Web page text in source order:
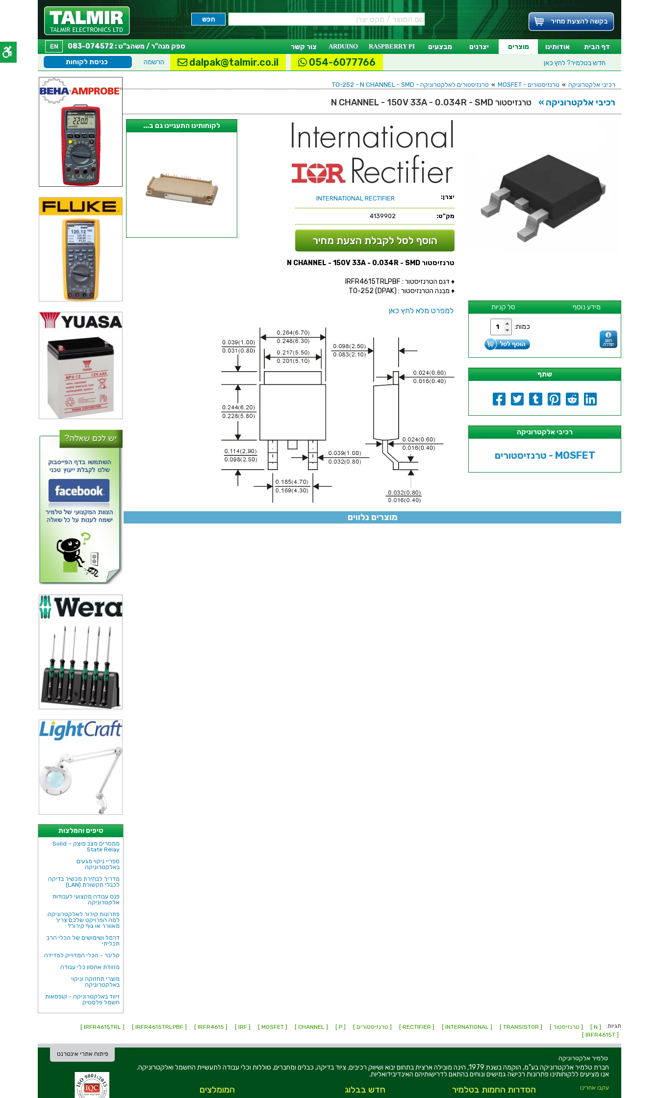
בקשה להצעת מחיר
דף הבית אודותינו מוצרים יצרנים מבצעים RASPBERRY PI
ARDUINO צור קשר EN
ספק מנה"ר / משהב"ט : 083-074572
חדש בטלמיר? לחץ כאן כניסת לקוחות הרשמה dalpak@talmir.co.il 054-6077766
טיפים והמלצות
ממסרים מצב מוצק – Solid
State Relay
ספריי ניקוי מגעים
באלקטרוניקה
מדריך לבחירת מכשיר בדיקה
לכבלי תקשורת (LAN)
פנס עבודה מקצועי לעבודות
אלקטרוניקה
פתרונות קירור לאלקטרוניקה:
למה הפרויקט שלכם צריך
מאוורר או גוף קירור?
דרמל ושימושים של הכלי הרב
תכליתי
קליבר - הכלי המדוייק למדידה
מזוודת אחסון כלי עבודה
מוצרי תחזוקה וניקוי
באלקטרוניקה
זיווד באלקטרוניקה - קופסאות
חשמל פלסטיק
רכיבי אלקטרוניקה » טרנזיסטורים - MOSFET » טרנזיסטורים לאלקטרוניקה - TO-252 - N CHANNEL - SMD
רכיבי אלקטרוניקה » טרנזיסטור N CHANNEL - 150V 33A - 0.034R - SMD
סל קניות מידע נוסף
כמות:
שתף
רכיבי אלקטרוניקה
טרנזיסטורים - MOSFET
יצרן: INTERNATIONAL RECTIFIER
מק"ט: 4139902
הוסף לסל לקבלת הצעת מחיר
לקוחותינו התעניינו גם ב...
טרנזיסטור N CHANNEL - 150V 33A - 0.034R - SMD
♦ דגם הטרנזיסטור : IRFR4615TRLPBF
♦ מבנה הטרנזיסטור : (TO-252 (DPAK
למפרט מלא לחץ כאן
מוצרים נלווים
תגיות: [ N ] [ טרנזיסטור ] [ TRANSISTOR ]
[ INTERNATIONAL ]
[ RECTIFIER ] [ טרנזיסטורים ] [ P ]
[ CHANNEL ]
[ MOSFET ]
[ IRF ]
[ IRFR4615 ]
[ IRFR4615TRLPBF ]
[ IRFR4615TRL ]
[ IRFR4615T ]
פיתוח אתרי אינטרנט
טלמיר אלקטרוניקה
חברת טלמיר אלקטרוניקה בע"מ, הוקמה בשנת 1979, הינה מובילה ארצית בתחום יבוא ושיווק רכיבים, ציוד בדיקה, כבלים ומחברים, סוללות וכלי עבודה לתעשיית החשמל ואלקטרוניקה.
אנו מציעים ללקוחותינו פתרונות רכישה גמישים ונוחים בהתאם לדרישותיהם האינדיבידואליות.
עקבו אחרינו המומלצים חדש בבלוג הסדרות החמות בטלמיר